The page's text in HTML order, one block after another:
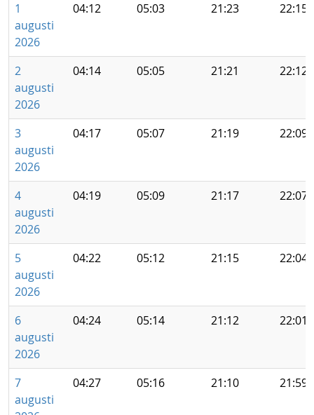
1
augusti
2026
04:12 05:03 21:23 22:15
2
augusti
2026
04:14 05:05 21:21 22:12
3
augusti
2026
04:17 05:07 21:19 22:09
4
augusti
2026
04:19 05:09 21:17 22:07
5
augusti
2026
04:22 05:12 21:15 22:04
6
augusti
2026
04:24 05:14 21:12 22:01
7
augusti
04:27 05:16 21:10 21:59